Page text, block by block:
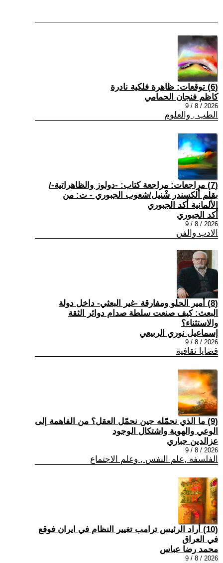
(6) توقعات: ظاهرة فلكية نادرة
كاظم فنجان الحمامي
2026 / 8 / 9
الطب , والعلوم
(7) مراجعات: مراجعة كتاب: -دولوز والظاهراتية-/
بقلم ألكسندر شْنيل/شعوب الجبوري - ت: من
الألمانية أكد الجبوري
أكد الجبوري
2026 / 8 / 9
الادب والفن
(8) أمير الحلو ومفارقة -غير البعثي- داخل دولة
البعث: كيف صنعت سلطة صدام دوائر الثقة
والاستثناء؟
إسماعيل نوري الربيعي
2026 / 8 / 9
قضايا ثقافية
(9) ما الذي نحمّله حين نحمّل العقل؟ من الفاهمة إلى
الوعي والهوية واشتكال الوجود
عزالدين جباري
2026 / 8 / 9
الفلسفة ,علم النفس , وعلم الاجتماع
(10) أراد الرئيس ترامب تغيير النظام في ايران فوقع
في العراق
محمد رضا عباس
2026 / 8 / 9